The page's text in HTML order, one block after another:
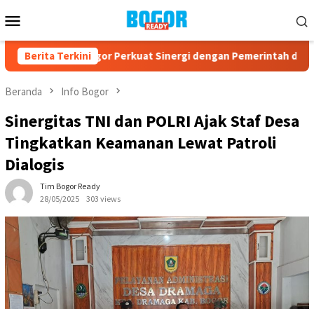
ke
Mobile
Berita Terkini
Kota Bogor Perkuat Sinergi dengan Pemerintah dan
Beranda Info Bogor
Sinergitas TNI dan POLRI Ajak Staf Desa
Tingkatkan Keamanan Lewat Patroli
Dialogis
Tim Bogor Ready
28/05/2025
303 views